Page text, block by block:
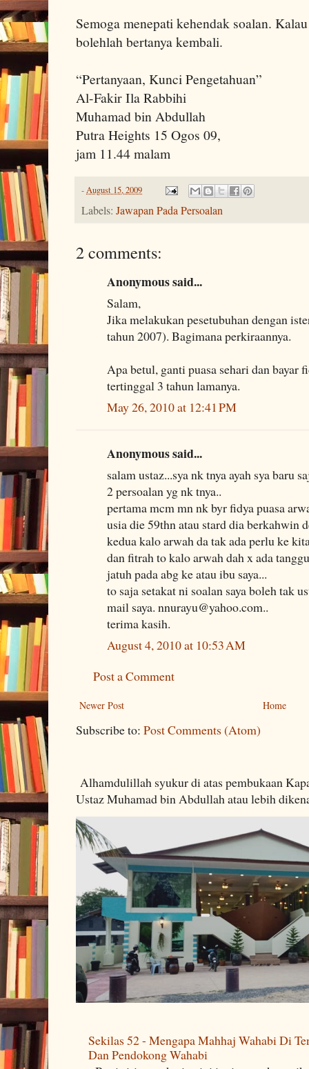
Semoga menepati kehendak soalan.
bolehlah bertanya kembali.
“Pertanyaan, Kunci Pengetahuan”
Al-Fakir Ila Rabbihi
Muhamad bin Abdullah
Putra Heights 15 Ogos 09,
jam 11.44 malam
-August 15, 2009
Labels: Jawapan Pada Persoalan
2 comments:
Anonymous said...
Salam,
Jika melakukan pesetubuhan dengan
tahun 2007). Bagimana perkiraannya.
Apa betul, ganti puasa sehari dan bayar
tertinggal 3 tahun lamanya.
May 26, 2010 at 12:41 PM
Anonymous said...
salam ustaz...sya nk tnya ayah sya baru
2 persoalan yg nk tnya..
pertama mcm mn nk byr fidya puasa
usia die 59thn atau stard dia berkahwin
kedua kalo arwah da tak ada perlu ke
dan fitrah to kalo arwah dah x ada
jatuh pada abg ke atau ibu saya...
to saja setakat ni soalan saya boleh tak
mail saya. nnurayu@yahoo.com..
terima kasih.
August 4, 2010 at 10:53 AM
Post a Comment
Newer Post Home
Subscribe to: Post Comments (Atom)
Alhamdulillah syukur di atas pembukaan
Ustaz Muhamad bin Abdullah atau lebih
Sekilas 52 - Mengapa Mahhaj Wahabi Di
Dan Pendokong Wahabi